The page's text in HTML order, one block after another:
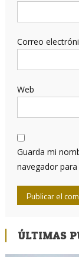
Correo
Web
Guarda mi
navegador
ÚLTIMAS